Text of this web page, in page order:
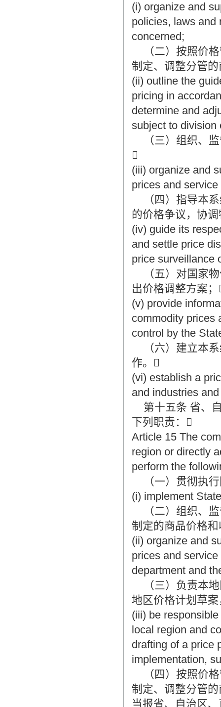
(i) organize and
policies, laws and
concerned;
（二）按照价格
制定、调整分管
(ii) outline the
pricing in
determine and
subject to division
（三）组织、监

(iii) organize and
prices and
（四）指导本系
的价格争议，协
(iv) guide its
and settle price
price surveillance
（五）对国家物
出价格调整方案
(v) provide
commodity prices
control by the
（六）建立本系
作。
(vi) establish a
and industries
第十五条 省、
下列职责：
Article 15 The
region or directly
perform the
（一）贯彻执行
(i) implement
（二）组织、监
制定的商品价格
(ii) organize and
prices and
department and
（三）负责本地
地区价格计划草
(iii) be
local region and
drafting of a price
implementation,
（四）按照价格
制定、调整分管
当报省、自治区